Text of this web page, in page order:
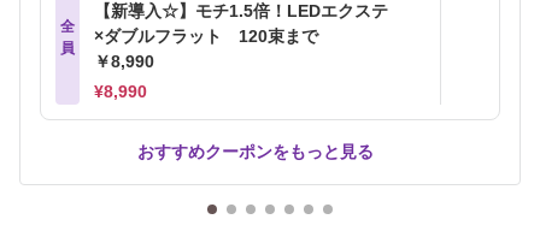
全
員
【新導入☆】モチ1.5倍！LEDエクステ
×ダブルフラット 120束まで
￥8,990
¥8,990
おすすめクーポンをもっと見る